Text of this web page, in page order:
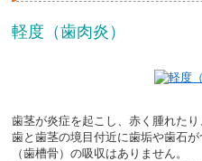
軽度（歯肉炎）
歯茎が炎症を起こし、赤く腫れたり
歯と歯茎の境目付近に歯垢や歯石
（歯槽骨）の吸収はありません。